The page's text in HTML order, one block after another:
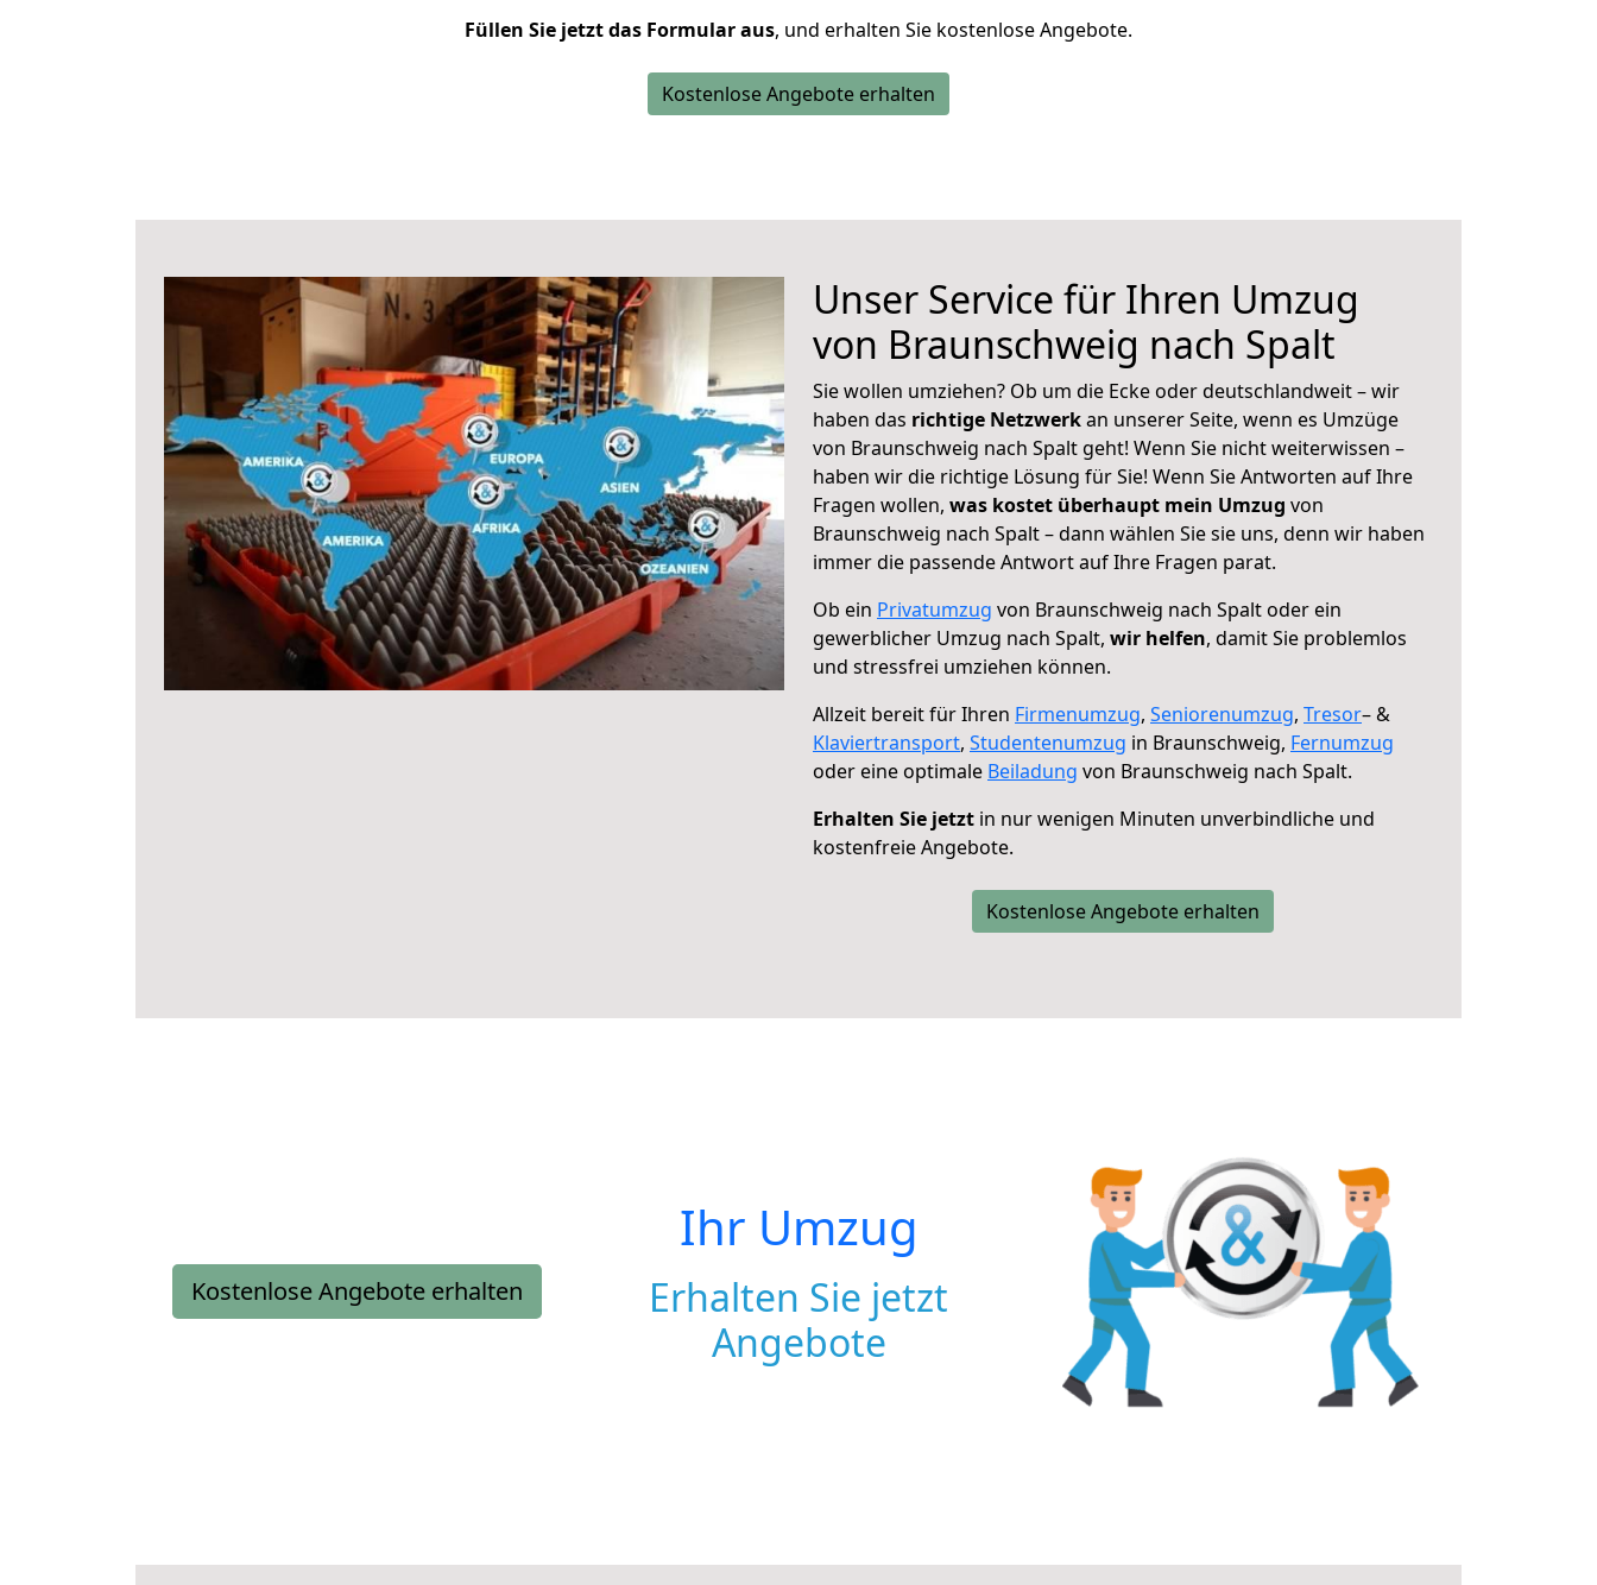
Füllen Sie jetzt das Formular aus, und erhalten Sie kostenlose Angebote.
Kostenlose Angebote erhalten
Unser Service für Ihren Umzug
von Braunschweig nach Spalt
Sie wollen umziehen? Ob um die Ecke oder deutschlandweit – wir
haben das richtige Netzwerkan unserer Seite, wenn es Umzüge
von Braunschweig nach Spalt geht! Wenn Sie nicht weiterwissen –
haben wir die richtige Lösung für Sie! Wenn Sie Antworten auf Ihre
Fragen wollen, was kostet überhaupt mein Umzug von
Braunschweig nach Spalt – dann wählen Sie sie uns, denn wir haben
immer die passende Antwort auf Ihre Fragen parat.
Ob ein Privatumzug von Braunschweig nach Spalt oder ein
gewerblicher Umzug nach Spalt, wir helfen, damit Sie problemlos
und stressfrei umziehen können.
Allzeit bereit für Ihren Firmenumzug, Seniorenumzug, Tresor– &
Klaviertransport, Studentenumzug in Braunschweig, Fernumzug
oder eine optimale Beiladung von Braunschweig nach Spalt.
Erhalten Sie jetzt in nur wenigen Minuten unverbindliche und
kostenfreie Angebote.
Kostenlose Angebote erhalten
Kostenlose Angebote erhalten
Ihr Umzug
Erhalten Sie jetzt
Angebote